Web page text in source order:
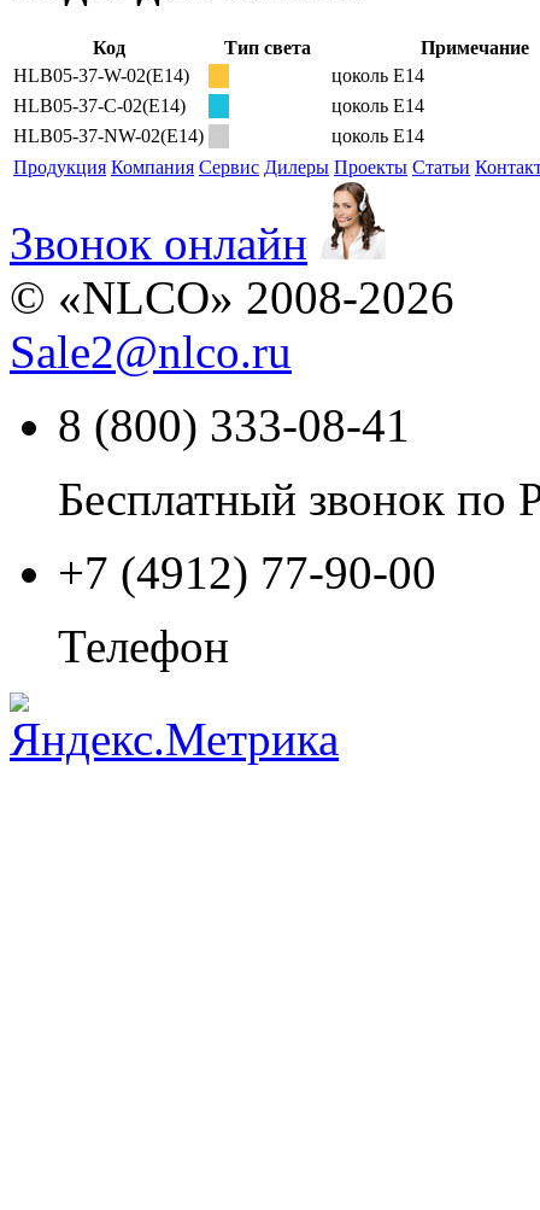
Код Тип света
Примечание
HLB05-37-W-02(E14)
цоколь E14
HLB05-37-C-02(E14)
цоколь E14
HLB05-37-NW-02(E14)
цоколь E14
Продукция Компания Сервис Дилеры Проекты Статьи
Звонок онлайн
© «NLCO» 2008-2026
Sale2@nlco.ru
8 (800) 333-08-41
Бесплатный звонок по
+7 (4912) 77-90-00
Телефон